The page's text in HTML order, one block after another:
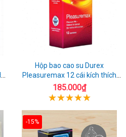
Hộp bao cao su Durex
Pleasuremax 12 cái kích thích
tăng khoái cảm
185.000₫
-15%